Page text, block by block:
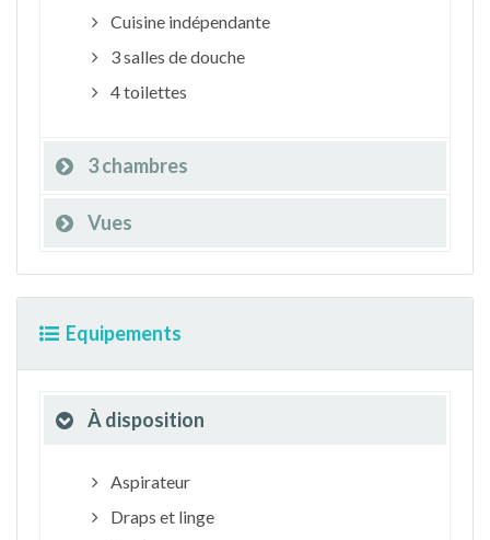
Cuisine indépendante
3 salles de douche
4 toilettes
3 chambres
Vues
Equipements
À disposition
Aspirateur
Draps et linge